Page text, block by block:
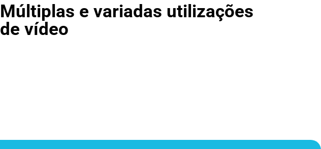
Múltiplas e variadas utilizações
de vídeo